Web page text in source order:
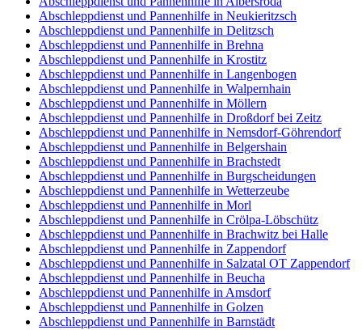
Abschleppdienst und Pannenhilfe in Neukieritzsch
Abschleppdienst und Pannenhilfe in Delitzsch
Abschleppdienst und Pannenhilfe in Brehna
Abschleppdienst und Pannenhilfe in Krostitz
Abschleppdienst und Pannenhilfe in Langenbogen
Abschleppdienst und Pannenhilfe in Walpernhain
Abschleppdienst und Pannenhilfe in Möllern
Abschleppdienst und Pannenhilfe in Droßdorf bei Zeitz
Abschleppdienst und Pannenhilfe in Nemsdorf-Göhrendorf
Abschleppdienst und Pannenhilfe in Belgershain
Abschleppdienst und Pannenhilfe in Brachstedt
Abschleppdienst und Pannenhilfe in Burgscheidungen
Abschleppdienst und Pannenhilfe in Wetterzeube
Abschleppdienst und Pannenhilfe in Morl
Abschleppdienst und Pannenhilfe in Crölpa-Löbschütz
Abschleppdienst und Pannenhilfe in Brachwitz bei Halle
Abschleppdienst und Pannenhilfe in Zappendorf
Abschleppdienst und Pannenhilfe in Salzatal OT Zappendorf
Abschleppdienst und Pannenhilfe in Beucha
Abschleppdienst und Pannenhilfe in Amsdorf
Abschleppdienst und Pannenhilfe in Golzen
Abschleppdienst und Pannenhilfe in Barnstädt